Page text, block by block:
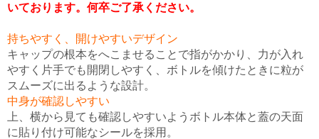
いております。何卒ご了承ください。
持ちやすく、開けやすいデザイン
キャップの根本をへこませることで指がかかり、力が入れ
やすく片手でも開閉しやすく、ボトルを傾けたときに粒が
スムーズに出るような設計。
中身が確認しやすい
上、横から見ても確認しやすいようボトル本体と蓋の天面
に貼り付け可能なシールを採用。